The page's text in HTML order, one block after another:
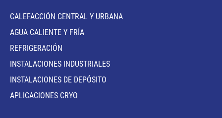
CALEFACCIÓN CENTRAL Y URBANA
AGUA CALIENTE Y FRÍA
REFRIGERACIÓN
INSTALACIONES INDUSTRIALES
INSTALACIONES DE DEPÓSITO
APLICACIONES CRYO